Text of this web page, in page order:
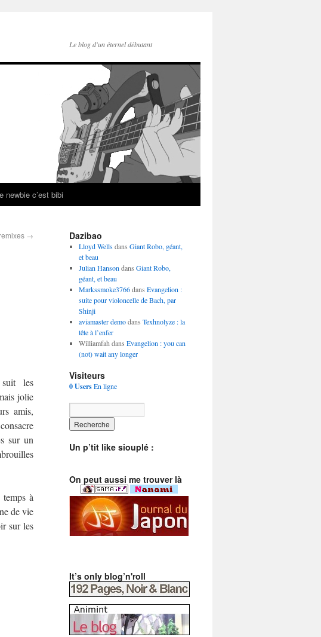
Le blog d'un éternel débutant
newbie c’est bibi
→
les
jolie
amis,
sur un
à
de vie
sur les
Dazibao
Lloyd Wellsdans Giant Robo, géant,
et beau
Julian Hanson dans Giant Robo,
géant, et beau
Markssmoke3766dans Evangelion :
suite pour violoncelle de Bach, par
Shinji
aviamaster demodans Texhnolyze : la
tête à l’enfer
Williamfah dans Evangelion : you can
(not) wait any longer
Visiteurs
0 UsersEn ligne
Un p’tit like siouplé :
On peut aussi me trouver là
It’s only blog’n'roll